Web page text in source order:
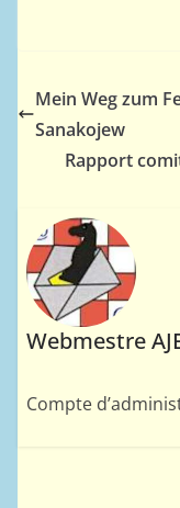
Mein Weg zum
Sanakojew
Rapport
Webmestre
Compte